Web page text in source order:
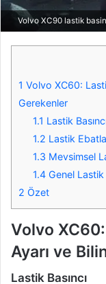
Volvo XC90 lastik
1 Volvo XC60:
Gerekenler
1.1 Lastik
1.2 Lastik
1.3 Mevsimsel
1.4 Genel
2 Özet
Volvo XC60:
Ayarı ve
Lastik Basıncı